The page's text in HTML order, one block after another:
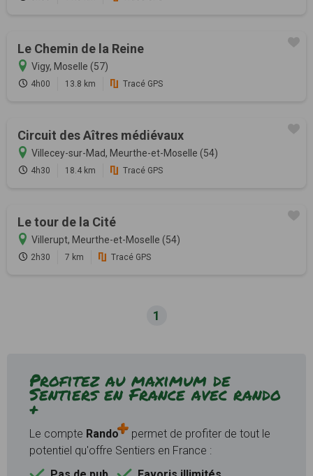
Le Chemin de la Reine
Vigy, Moselle (57)
4h00 13.8 km Tracé GPS
Circuit des Aîtres médiévaux
Villecey-sur-Mad, Meurthe-et-Moselle (54)
4h30 18.4 km Tracé GPS
Le tour de la Cité
Villerupt, Meurthe-et-Moselle (54)
2h30 7 km Tracé GPS
1
Profitez au maximum de
Sentiers en France avec rando
+
Le compte Rando
permet de profiter de tout le
potentiel qu'offre Sentiers en France :